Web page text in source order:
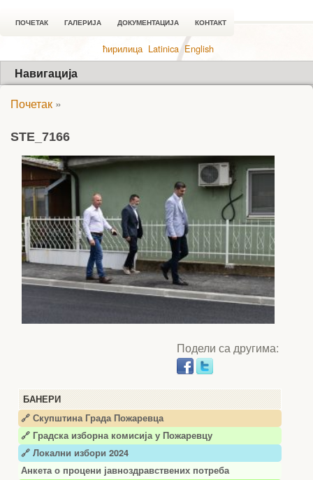
ПОЧЕТАК ГАЛЕРИЈА ДОКУМЕНТАЦИЈА КОНТАКТ
ћирилица Latinica English
Навигација
БАНЕРИ
🔗 Скупштина Града Пожаревца
🔗 Градска изборна комисија у Пожаревцу
🔗 Локални избори 2024
Анкета о процени јавноздравствених потреба
Почетак »
STE_7166
Подели са другима: